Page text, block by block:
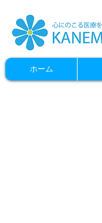
ホーム